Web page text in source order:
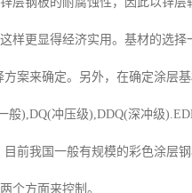
样更显得经济实用。基材的选择
案来确定。另外，在确定涂层
),DQ(冲压级),DDQ(深冲级
前我国一般有规模的彩色涂层
个方面来控制。